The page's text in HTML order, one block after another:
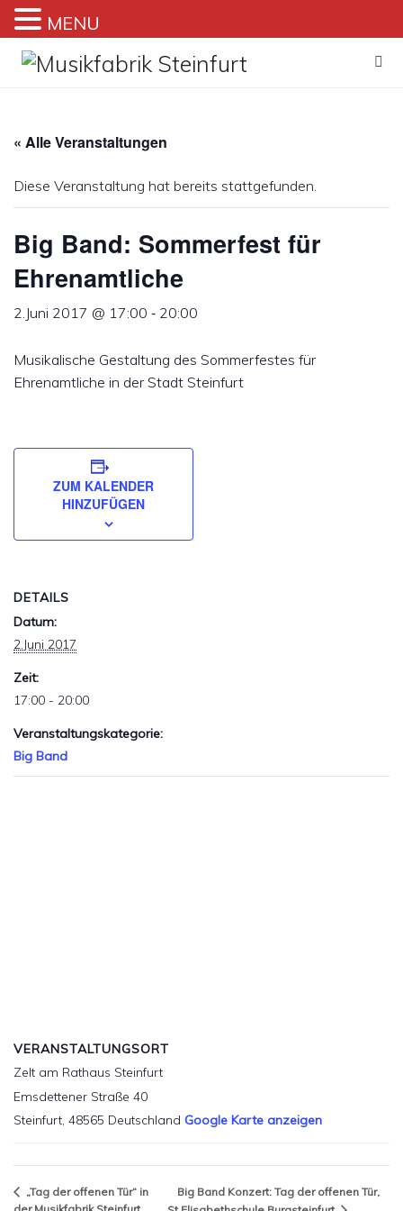
Zum
Inhalt
« Alle Veranstaltungen
Diese Veranstaltung hat bereits stattgefunden.
Big Band: Sommerfest für
Ehrenamtliche
2.Juni 2017 @ 17:00 - 20:00
Musikalische Gestaltung des Sommerfestes für
Ehrenamtliche in der Stadt Steinfurt
ZUM KALENDER
HINZUFÜGEN
DETAILS
Datum:
2.Juni 2017
Zeit:
17:00 - 20:00
Veranstaltungskategorie:
Big Band
VERANSTALTUNGSORT
Zelt am Rathaus Steinfurt
Emsdettener Straße 40
Steinfurt, 48565 Deutschland Google Karte anzeigen
„Tag der offenen Tür“ in
Big Band Konzert: Tag der offenen Tür,
MENU